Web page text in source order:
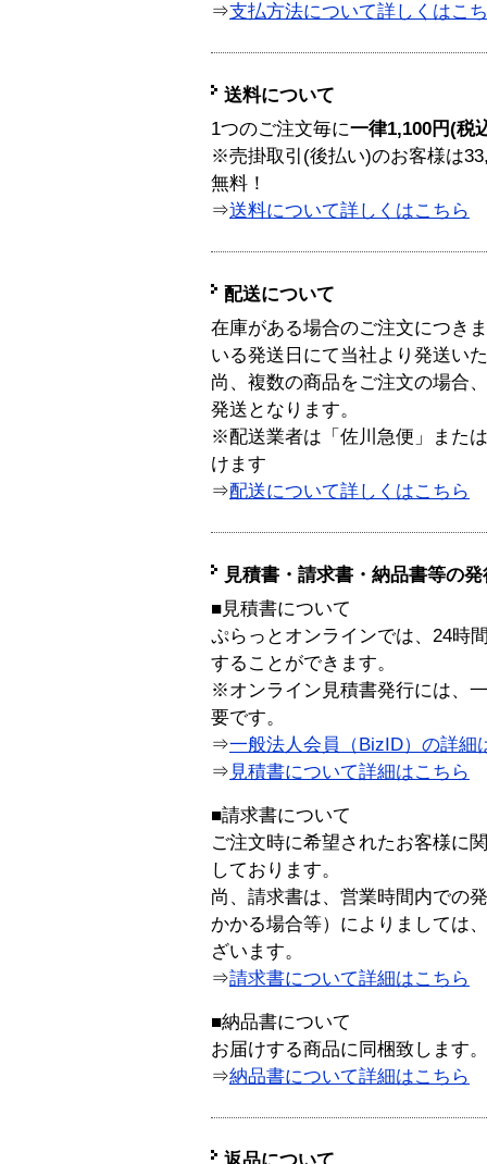
⇒支払方法について詳しくはこ
送料について
1つのご注文毎に一律1,100円(税
※売掛取引(後払い)のお客様は
無料！
⇒送料について詳しくはこちら
配送について
在庫がある場合のご注文につき
いる発送日にて当社より発送い
尚、複数の商品をご注文の場合
発送となります。
※配送業者は「佐川急便」また
けます
⇒配送について詳しくはこちら
見積書・請求書・納品書等の
■見積書について
ぷらっとオンラインでは、24時
することができます。
※オンライン見積書発行には、
要です。
⇒一般法人会員（BizID）の詳細
⇒ 見積書について詳細はこちら
■請求書について
ご注文時に希望されたお客様に
しております。
尚、請求書は、営業時間内での
かかる場合等）によりましては
ざいます。
⇒請求書について詳細はこちら
■納品書について
お届けする商品に同梱致します。
⇒納品書について詳細はこちら